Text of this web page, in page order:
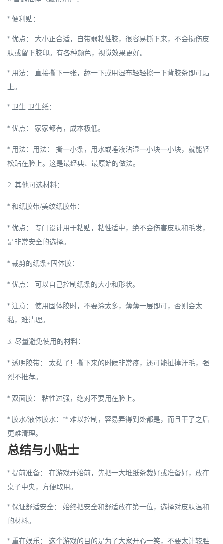
* 便利贴：
* 优点：
大小正合适，自带弱粘性胶，很容易撕下来，不会损伤皮
肤或留下胶印。有各种颜色，视觉效果更好。
* 用法：
直接撕下一张，舔一下或用湿布轻轻擦一下背胶条即可贴
上。
* 卫生 卫生纸：
* 优点： 家家都有，成本极低。
* 用法：用法：
撕一小条，用水或唾液沾湿一小块一小块，就能轻
松贴在脸上。这是最经典、最原始的做法。
2. 其他可选材料：
* 和纸胶带/美纹纸胶带：
* 优点：
专门设计用于粘贴，粘性适中，绝不会伤害皮肤和毛发，
是非常安全的选择。
* 裁剪的纸条+固体胶：
* 优点： 可以自己控制纸条的大小和形状。
* 注意：
使用固体胶时，不要涂太多，薄薄一层即可，否则会太
黏，难清理。
3. 尽量避免使用的材料：
* 透明胶带：
太黏了！撕下来的时候非常疼，还可能扯掉汗毛，强
烈不推荐。
* 双面胶： 粘性过强，绝对不要用在脸上。
* 胶水/液体胶水：** 难以控制，容易弄得到处都是，而且干了之后
更难清理。
总结与小贴士
* 提前准备：
在游戏开始前，先把一大堆纸条裁好或准备好，放在
桌子中央，方便取用。
* 保证舒适安全：
始终把安全和舒适放在第一位，选择对皮肤温和
的材料。
* 重在娱乐： 这个游戏的目的是为了大家开心一笑，不要太计较胜